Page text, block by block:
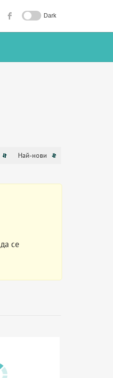
Dark
Най-нови
се